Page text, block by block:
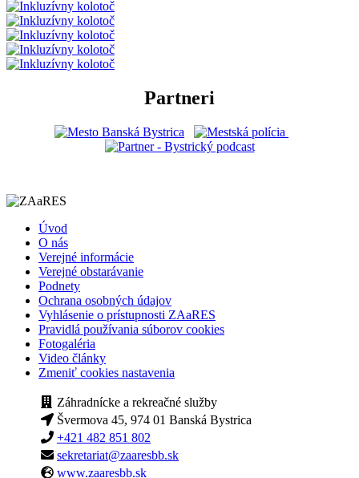
Partneri
Úvod
O nás
Verejné informácie
Verejné obstarávanie
Podnety
Ochrana osobných údajov
Vyhlásenie o prístupnosti ZAaRES
Pravidlá používania súborov cookies
Fotogaléria
Video články
Zmeniť cookies nastavenia
Záhradnícke a rekreačné služby
Švermova 45, 974 01 Banská Bystrica
+421 482 851 802
sekretariat@zaaresbb.sk
www.zaaresbb.sk